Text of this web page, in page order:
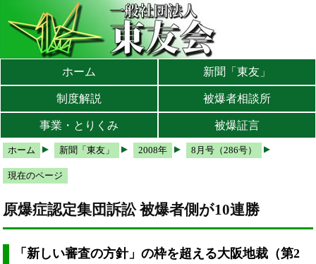
メインメニューへ
サブメニューへ
現在地ナビ（パンくずリスト）へ
ホーム 新聞「東友」
制度解説 被爆者相談所
事業・とりくみ 被爆証言
ホーム 新聞「東友」 2008年 8月号（286号）
現在のページ
原爆症認定集団訴訟 被爆者側が10連勝
「新しい審査の方針」の枠を超える大阪地裁（第2